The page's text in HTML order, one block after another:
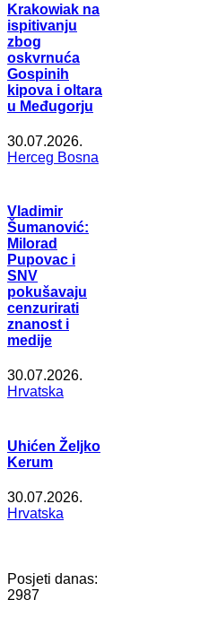
Krakowiak na
ispitivanju
zbog
oskvrnuća
Gospinih
kipova i oltara
u Međugorju
30.07.2026.
Herceg Bosna
Vladimir
Šumanović:
Milorad
Pupovac i
SNV
pokušavaju
cenzurirati
znanost i
medije
30.07.2026.
Hrvatska
Uhićen Željko
Kerum
30.07.2026.
Hrvatska
Posjeti danas:
2987